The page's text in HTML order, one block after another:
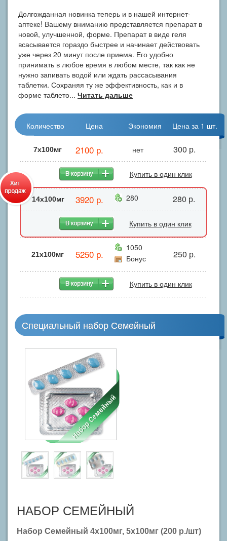
Долгожданная новинка теперь и в нашей интернет-
аптеке! Вашему вниманию представляется препарат в
новой, улучшенной, форме. Препарат в виде геля
всасывается гораздо быстрее и начинает действовать
уже через 20 минут после приема. Его удобно
принимать в любое время в любом месте, так как не
нужно запивать водой или ждать рассасывания
таблетки. Сохраняя ту же эффективность, как и в
форме таблето... Читать дальше
Количество Цена Экономия Цена за 1 шт.
7x100мг 2100 р. нет 300 р.
Купить в один клик
14x100мг 3920 р. 280 280 р.
Купить в один клик
21x100мг 5250 р.
1050
Бонус
250 р.
Купить в один клик
Специальный набор Семейный
НАБОР СЕМЕЙНЫЙ
Набор Семейный 4x100мг, 5x100мг (200 р./шт)